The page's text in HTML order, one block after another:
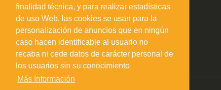
finalidad técnica, y para realizar estadísticas
de uso Web, las cookies se usan para la
personalización de anuncios que en ningún
caso hacen identificable al usuario no
recaba ni cede datos de carácter personal de
los usuarios sin su conocimiento
Más Información
SÍGUENOS EN